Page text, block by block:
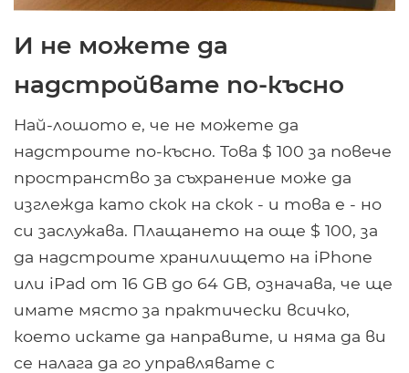
И не можете да
надстройвате по-късно
Най-лошото е, че не можете да
надстроите по-късно. Това $ 100 за повече
пространство за съхранение може да
изглежда като скок на скок - и това е - но
си заслужава. Плащането на още $ 100, за
да надстроите хранилището на iPhone
или iPad от 16 GB до 64 GB, означава, че ще
имате място за практически всичко,
което искате да направите, и няма да ви
се налага да го управлявате с